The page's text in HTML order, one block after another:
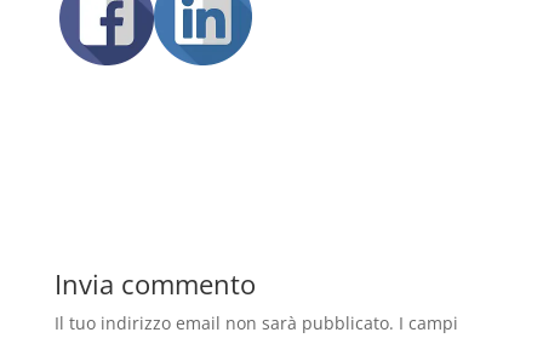
Invia commento
Il tuo indirizzo email non sarà pubblicato. I campi